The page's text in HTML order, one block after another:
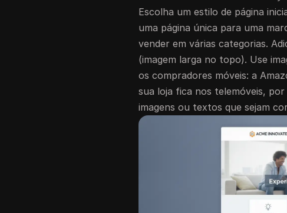
Escolha um estilo de página
uma página única para uma
vender em várias categorias.
(imagem larga no topo). Use
os compradores móveis: a
sua loja fica nos telemóveis,
imagens ou textos que sejam